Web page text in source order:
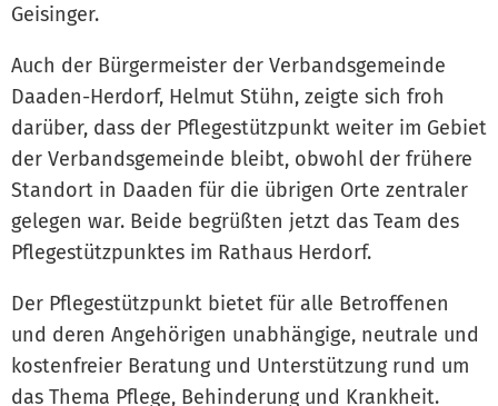
Geisinger.
Auch der Bürgermeister der Verbandsgemeinde
Daaden-Herdorf, Helmut Stühn, zeigte sich froh
darüber, dass der Pflegestützpunkt weiter im Gebiet
der Verbandsgemeinde bleibt, obwohl der frühere
Standort in Daaden für die übrigen Orte zentraler
gelegen war. Beide begrüßten jetzt das Team des
Pflegestützpunktes im Rathaus Herdorf.
Der Pflegestützpunkt bietet für alle Betroffenen
und deren Angehörigen unabhängige, neutrale und
kostenfreier Beratung und Unterstützung rund um
das Thema Pflege, Behinderung und Krankheit.